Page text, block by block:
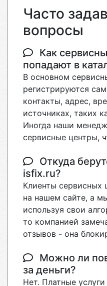
Часто
вопросы
Как
попадают в
В основном
регистрируются
контакты, адрес,
источниках, таких
Иногда наши
сервисные центры,
Откуда
isfix.ru?
Клиенты сервисных
на нашем сайте, а
используя свои
то компанией
отзывов - она
Можно ли
за деньги?
Нет. Платные